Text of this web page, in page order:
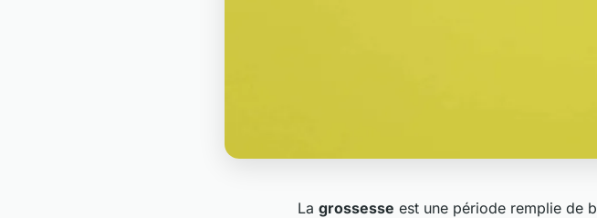
La grossesse est une période remplie de